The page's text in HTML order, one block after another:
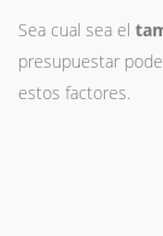
Sea cual sea el
presupuestar
estos factores.